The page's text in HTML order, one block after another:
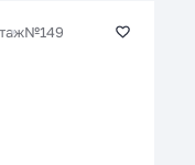
№149